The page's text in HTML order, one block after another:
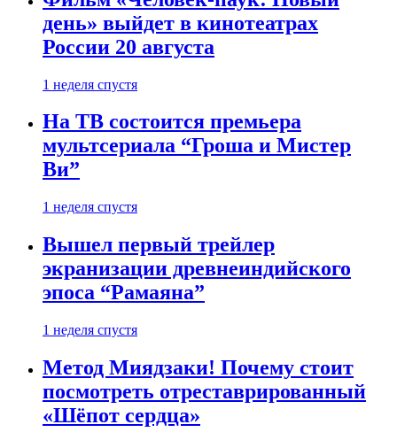
день» выйдет в кинотеатрах
России 20 августа
1 неделя спустя
На ТВ состоится премьера
мультсериала “Гроша и Мистер
Ви”
1 неделя спустя
Вышел первый трейлер
экранизации древнеиндийского
эпоса “Рамаяна”
1 неделя спустя
Метод Миядзаки! Почему стоит
посмотреть отреставрированный
«Шёпот сердца»